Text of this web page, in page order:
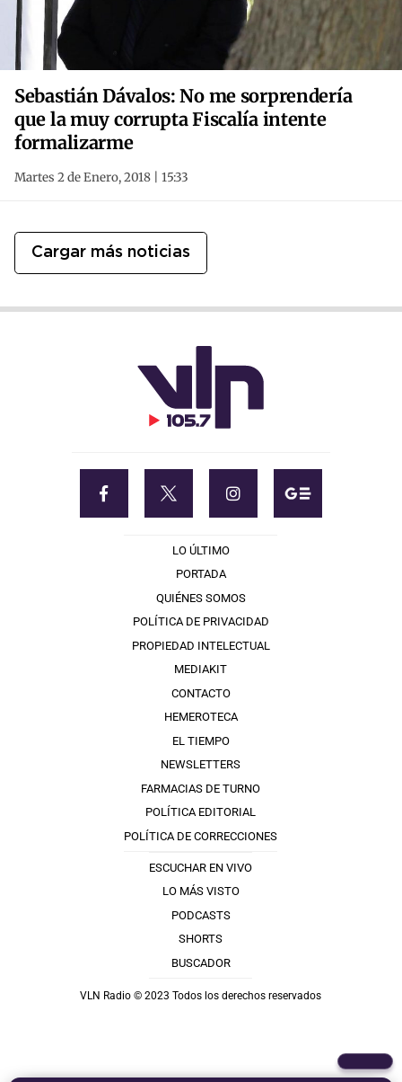
Sebastián Dávalos: No me sorprendería
que la muy corrupta Fiscalía intente
formalizarme
Martes 2 de Enero, 2018 | 15:33
Cargar más noticias
LO ÚLTIMO
PORTADA
QUIÉNES SOMOS
POLÍTICA DE PRIVACIDAD
PROPIEDAD INTELECTUAL
MEDIAKIT
CONTACTO
HEMEROTECA
EL TIEMPO
NEWSLETTERS
FARMACIAS DE TURNO
POLÍTICA EDITORIAL
POLÍTICA DE CORRECCIONES
ESCUCHAR EN VIVO
LO MÁS VISTO
PODCASTS
SHORTS
BUSCADOR
VLN Radio © 2023 Todos los derechos reservados